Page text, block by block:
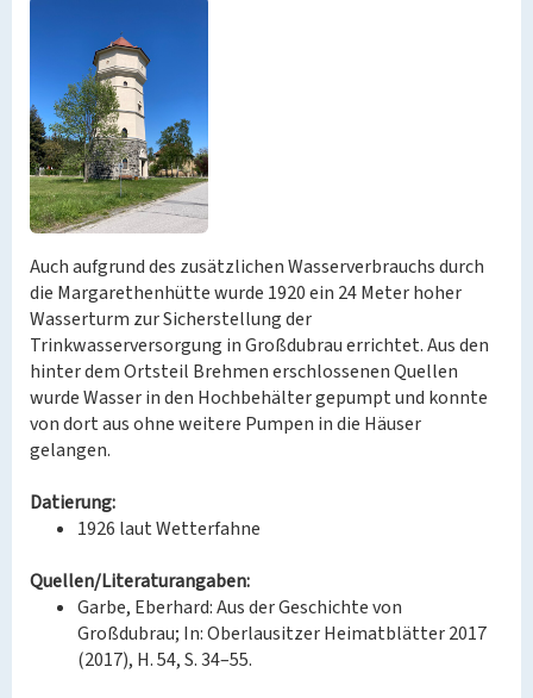
Auch aufgrund des zusätzlichen Wasserverbrauchs durch
die Margarethenhütte wurde 1920 ein 24 Meter hoher
Wasserturm zur Sicherstellung der
Trinkwasserversorgung in Großdubrau errichtet. Aus den
hinter dem Ortsteil Brehmen erschlossenen Quellen
wurde Wasser in den Hochbehälter gepumpt und konnte
von dort aus ohne weitere Pumpen in die Häuser
gelangen.
Datierung:
1926 laut Wetterfahne
Quellen/Literaturangaben:
Garbe, Eberhard: Aus der Geschichte von
Großdubrau; In: Oberlausitzer Heimatblätter 2017
(2017), H. 54, S. 34–55.